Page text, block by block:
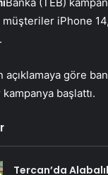
iPhone
açıklamaya göre
başlattı.
Tercan’da